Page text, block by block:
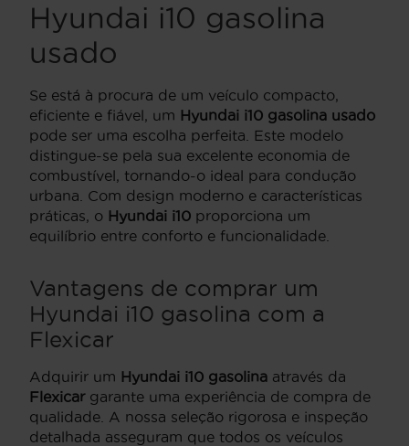
Hyundai i10 gasolina
usado
Se está à procura de um veículo compacto,
eficiente e fiável, um Hyundai i10 gasolina usado
pode ser uma escolha perfeita. Este modelo
distingue-se pela sua excelente economia de
combustível, tornando-o ideal para condução
urbana. Com design moderno e características
práticas, o Hyundai i10 proporciona um
equilíbrio entre conforto e funcionalidade.
Vantagens de comprar um
Hyundai i10 gasolina com a
Flexicar
Adquirir um Hyundai i10 gasolina através da
Flexicargarante uma experiência de compra de
qualidade. A nossa seleção rigorosa e inspeção
detalhada asseguram que todos os veículos